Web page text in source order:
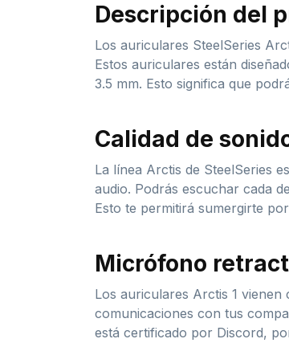
Descripción del
Los auriculares SteelSeries
Estos auriculares están
3.5 mm. Esto significa que
Calidad de
La línea Arctis de SteelSeries
audio. Podrás escuchar cada
Esto te permitirá sumergirte
Micrófono
Los auriculares Arctis 1
comunicaciones con tus
está certificado por Discord,